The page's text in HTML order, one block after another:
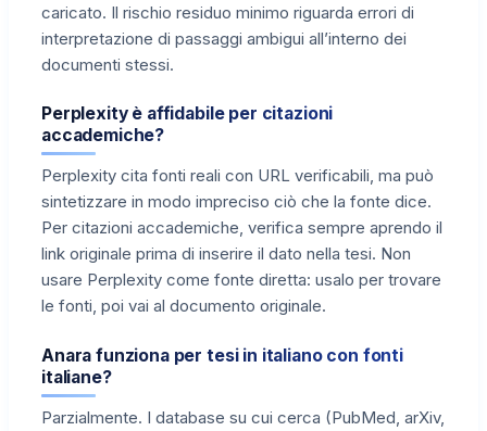
caricato. Il rischio residuo minimo riguarda errori di
interpretazione di passaggi ambigui all’interno dei
documenti stessi.
Perplexity è affidabile per citazioni
accademiche?
Perplexity cita fonti reali con URL verificabili, ma può
sintetizzare in modo impreciso ciò che la fonte dice.
Per citazioni accademiche, verifica sempre aprendo il
link originale prima di inserire il dato nella tesi. Non
usare Perplexity come fonte diretta: usalo per trovare
le fonti, poi vai al documento originale.
Anara funziona per tesi in italiano con fonti
italiane?
Parzialmente. I database su cui cerca (PubMed, arXiv,